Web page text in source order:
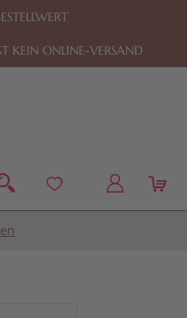
Zum Footer springen
KEIN ONLINE-VERSAND